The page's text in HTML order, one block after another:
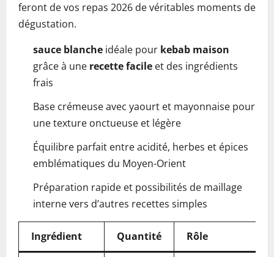
feront de vos repas 2026 de véritables moments de
dégustation.
sauce blanche idéale pour kebab maison
grâce à une recette facile et des ingrédients
frais
Base crémeuse avec yaourt et mayonnaise pour
une texture onctueuse et légère
Équilibre parfait entre acidité, herbes et épices
emblématiques du Moyen-Orient
Préparation rapide et possibilités de maillage
interne vers d’autres recettes simples
Ingrédient Quantité Rôle